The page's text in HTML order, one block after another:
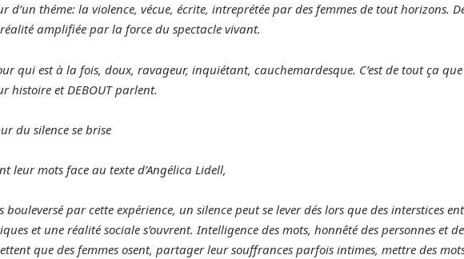
d’un théme: la violence, vécue, écrite, intreprétée par des femmes de tout horizons.
amplifiée par la force du spectacle vivant.
qui est à la fois, doux, ravageur, inquiétant, cauchemardesque. C’est de tout ça
histoire et DEBOUT parlent.
du silence se brise
leur mots face au texte d’Angélica Lidell,
bouleversé par cette expérience, un silence peut se lever dés lors que des interstices
et une réalité sociale s’ouvrent. Intelligence des mots, honnêté des personnes et
que des femmes osent, partager leur souffrances parfois intimes, mettre des